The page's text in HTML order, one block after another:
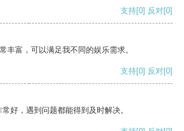
支持[0] 反对[0]
丰富，可以满足我不同的娱乐需求。
支持[0] 反对[0]
好，遇到问题都能得到及时解决。